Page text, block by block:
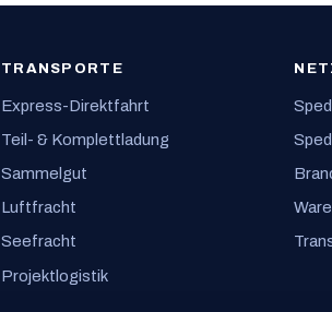
TRANSPORTE
Express-Direktfahrt
Teil- & Komplettladung
Sammelgut
Luftfracht
Seefracht
Projektlogistik